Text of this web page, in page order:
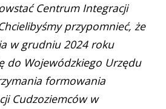
Centrum Integracji
przypomnieć, że
w grudniu 2024 roku
do Wojewódzkiego Urzędu
formowania
Cudzoziemców w